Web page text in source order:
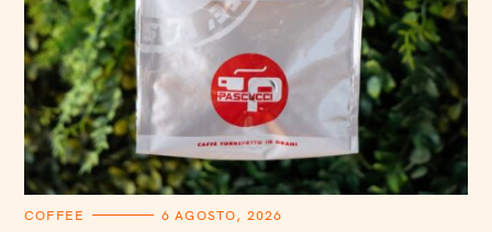
C
COFFEE 6 AGOSTO, 2026